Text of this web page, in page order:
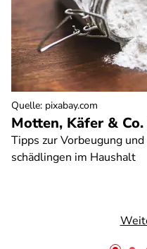
Motten, Käfer &
Tipps zur Vorbeugung
schädlingen im Haushalt
Quelle: pixabay.com